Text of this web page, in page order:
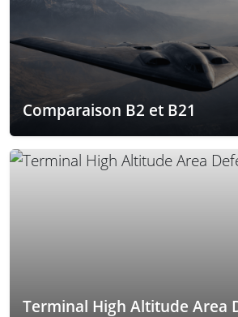
Comparaison B2 et B21
Terminal High Altitude Area